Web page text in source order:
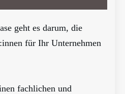
geht es darum, die
für Ihr Unternehmen
fachlichen und